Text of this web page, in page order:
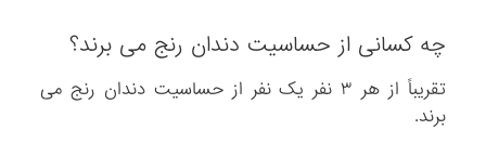
چه کسانی از حساسیت دندان رنج می برند؟
تقریباً از هر ۳ نفر یک نفر از حساسیت دندان رنج می
برند.